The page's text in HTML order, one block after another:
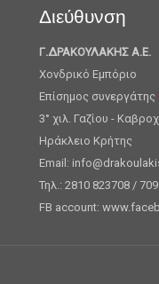
Διεύθυνση
Γ.ΔΡΑΚΟΥΛΑΚΗΣ Α.Ε.
Χονδρικό Εμπόριο
Επίσημος συνεργάτης
3° χιλ. Γαζίου -
Ηράκλειο Κρήτης
Email:
Τηλ.: 2810 823708 /
FB account: